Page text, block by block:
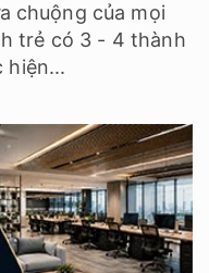
chuộng của mọi
trẻ có 3 - 4 thành
hiện...